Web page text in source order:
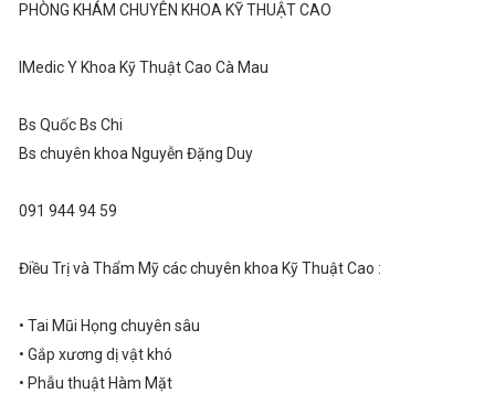
PHÒNG KHÁM CHUYÊN KHOA KỸ THUẬT CAO
IMedic Y Khoa Kỹ Thuật Cao Cà Mau
Bs Quốc Bs Chi
Bs chuyên khoa Nguyễn Đặng Duy
091 944 94 59
Điều Trị và Thẩm Mỹ các chuyên khoa Kỹ Thuật Cao :
• Tai Mũi Họng chuyên sâu
• Gắp xương dị vật khó
• Phẫu thuật Hàm Mặt